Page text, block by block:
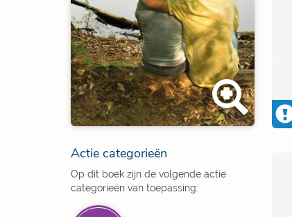
Actie categorieën
Op dit boek zijn de volgende actie
categorieën van toepassing: